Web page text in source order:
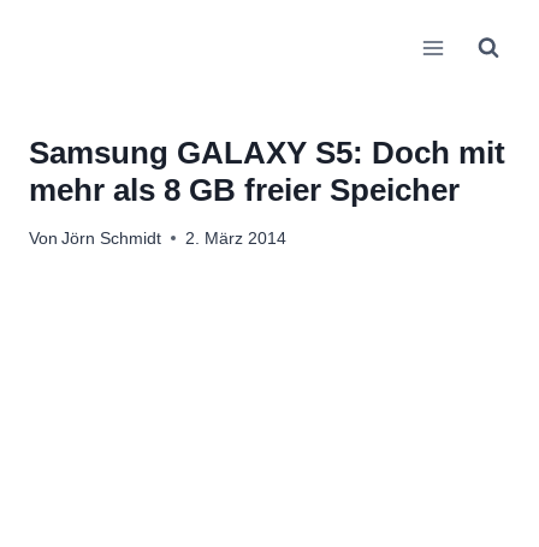
Samsung GALAXY S5: Doch mit
mehr als 8 GB freier Speicher
Von Jörn Schmidt 2. März 2014